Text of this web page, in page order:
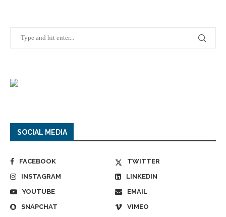
SOCIAL MEDIA
FACEBOOK
TWITTER
INSTAGRAM
LINKEDIN
YOUTUBE
EMAIL
SNAPCHAT
VIMEO